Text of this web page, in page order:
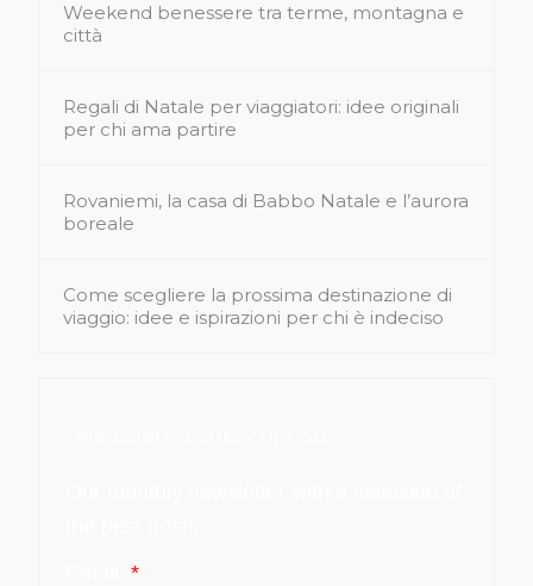
Weekend benessere tra terme, montagna e
città
Regali di Natale per viaggiatori: idee originali
per chi ama partire
Rovaniemi, la casa di Babbo Natale e l’aurora
boreale
Come scegliere la prossima destinazione di
viaggio: idee e ispirazioni per chi è indeciso
Email:*